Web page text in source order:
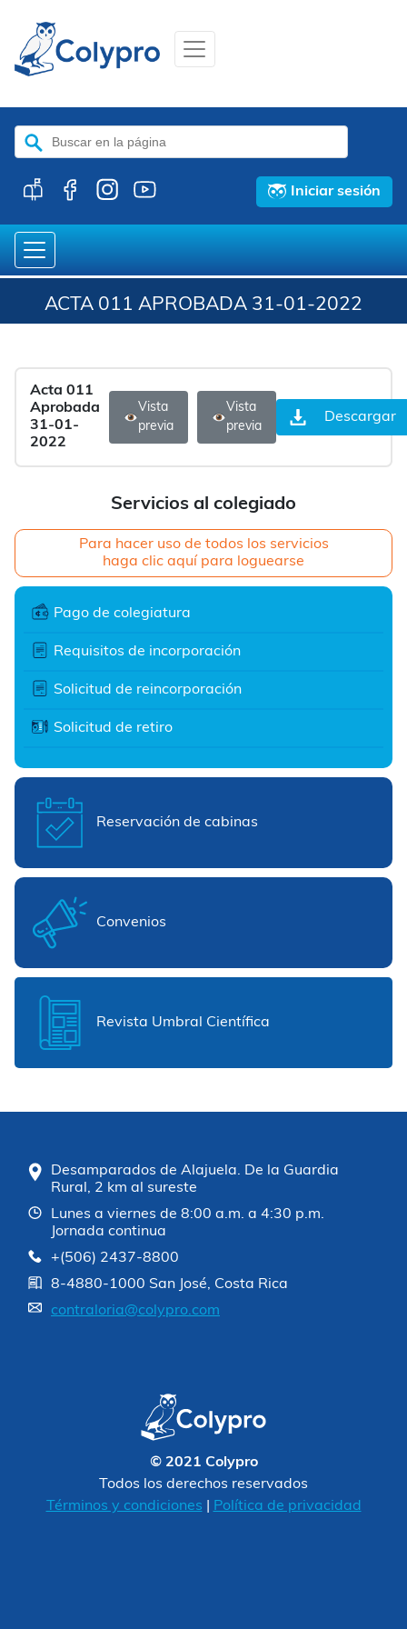
Buscar:
Iniciar sesión
ACTA 011 APROBADA 31-01-2022
Servicios al colegiado
Para hacer uso de todos los servicios
haga clic aquí para loguearse
Pago de colegiatura
Requisitos de incorporación
Solicitud de reincorporación
Solicitud de retiro
Reservación de cabinas
Convenios
Revista Umbral Científica
Acta 011
Aprobada
31-01-
2022
Vista
previa
Vista
previa
Descargar
Desamparados de Alajuela. De la Guardia
Rural, 2 km al sureste
Lunes a viernes de 8:00 a.m. a 4:30 p.m.
Jornada continua
+(506) 2437-8800
8-4880-1000 San José, Costa Rica
contraloria@colypro.com
© 2021 Colypro
Todos los derechos reservados
Términos y condiciones
Política de privacidad